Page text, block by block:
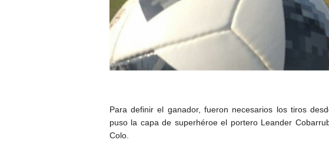
Para definir el ganador, fueron necesarios los tiros
puso la capa de superhéroe el portero Leander
Colo.